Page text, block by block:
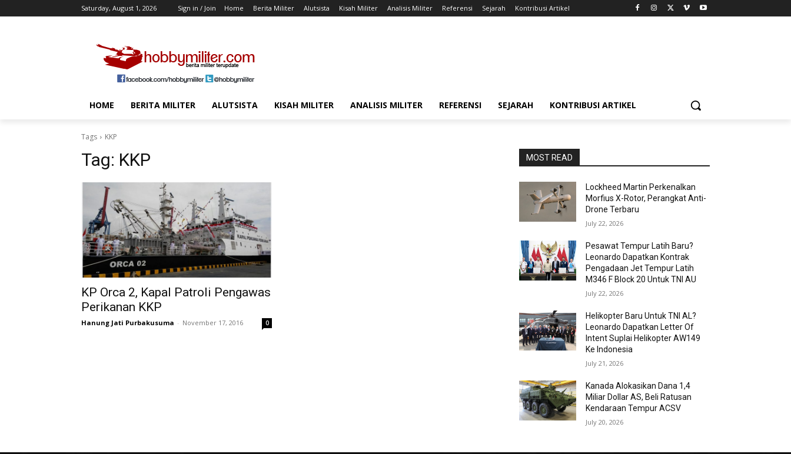
Saturday, August 1, 2026 Sign in / Join Home Berita Militer Alutsista Kisah Militer Analisis Militer Referensi Sejarah Kontribusi Artikel
HOME BERITA MILITER ALUTSISTA KISAH MILITER ANALISIS MILITER REFERENSI SEJARAH KONTRIBUSI ARTIKEL
Tags KKP
Tag: KKP
KP Orca 2, Kapal Patroli Pengawas
Perikanan KKP
Hanung Jati Purbakusuma - November 17, 2016 0
MOST READ
Lockheed Martin Perkenalkan
Morfius X-Rotor, Perangkat Anti-
Drone Terbaru
July 22, 2026
Pesawat Tempur Latih Baru?
Leonardo Dapatkan Kontrak
Pengadaan Jet Tempur Latih
M346 F Block 20 Untuk TNI AU
July 22, 2026
Helikopter Baru Untuk TNI AL?
Leonardo Dapatkan Letter Of
Intent Suplai Helikopter AW149
Ke Indonesia
July 21, 2026
Kanada Alokasikan Dana 1,4
Miliar Dollar AS, Beli Ratusan
Kendaraan Tempur ACSV
July 20, 2026